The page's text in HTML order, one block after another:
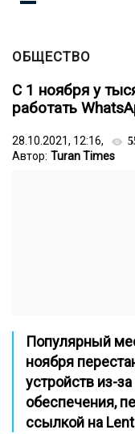
ОБЩЕСТВО
C 1 ноября у
работать
28.10.2021, 12:16,
Автор: Turan Times
Популярный
ноября
устройств из-
обеспечения,
ссылкой на